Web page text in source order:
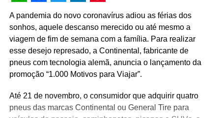
WhatsApp
Facebook
Twitter
LinkedIn
Pinterest
A pandemia do novo coronavírus adiou as férias dos
sonhos, aquele descanso merecido ou até mesmo a
viagem de fim de semana com a família. Para realizar
esse desejo represado, a Continental, fabricante de
pneus com tecnologia alemã, anuncia o lançamento da
promoção “1.000 Motivos para Viajar”.
Até 21 de novembro, o consumidor que adquirir quatro
pneus das marcas Continental ou General Tire para